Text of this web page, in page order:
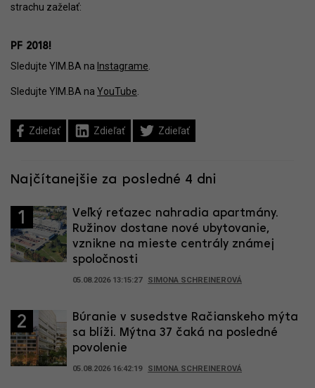
strachu zaželať:
PF 2018!
Sledujte YIM.BA na Instagrame
Sledujte YIM.BA na YouTube
Zdieľať Zdieľať Zdieľať
Najčítanejšie za posledné 4 dni
1
Veľký reťazec nahradia apartmány.
Ružinov dostane nové ubytovanie,
vznikne na mieste centrály známej
spoločnosti
05.08.2026 13:15:27 SIMONA SCHREINEROVÁ
2
Búranie v susedstve Račianskeho mýta
sa blíži. Mýtna 37 čaká na posledné
povolenie
05.08.2026 16:42:19 SIMONA SCHREINEROVÁ